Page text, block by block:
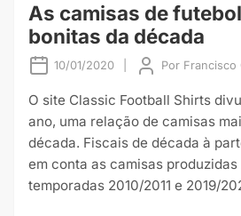
As camisas de
bonitas da década
10/01/2020 Por Francisco
O site Classic Football Shirts
ano, uma relação de camisas
década. Fiscais de década à
em conta as camisas
temporadas 2010/2011 e 2019/